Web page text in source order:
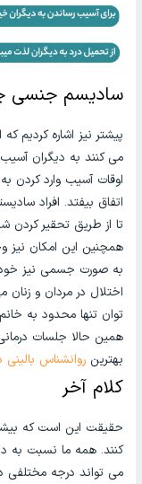
سادیسم جنسی
پیشتر نیز اشاره کردیم
می کنند به دیگران
اوقات آسیب وارد کردن
اتفاق بیفتد. افراد
تا از طریق تحقیر کردن
همچنین این امکان نیز
به صورت جسمی نیز خود
اختلال در مردان و زنان
توان تنها محدود به
همین حالا جلسات
بهترینروانشناس بالینی
کلام آخر
حقیقت این است که
کنند. همه ما نسبت به
می تواند درجه مختلفی